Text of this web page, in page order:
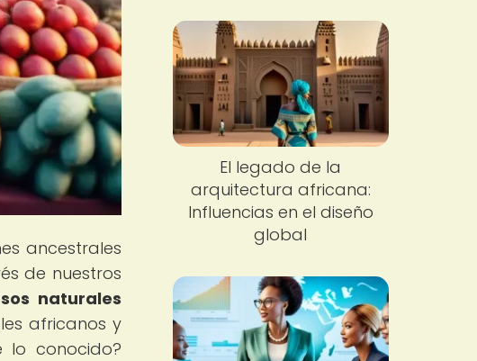
ancestrales
de nuestros
naturales
africanos y
lo conocido?
El legado de la
arquitectura africana:
Influencias en el diseño
global